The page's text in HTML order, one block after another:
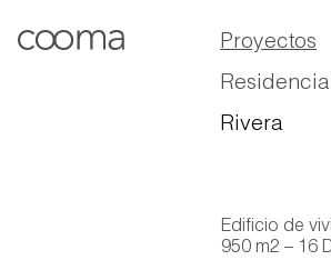
Proyectos
Rivera
Edificio de
950 m2 – 16